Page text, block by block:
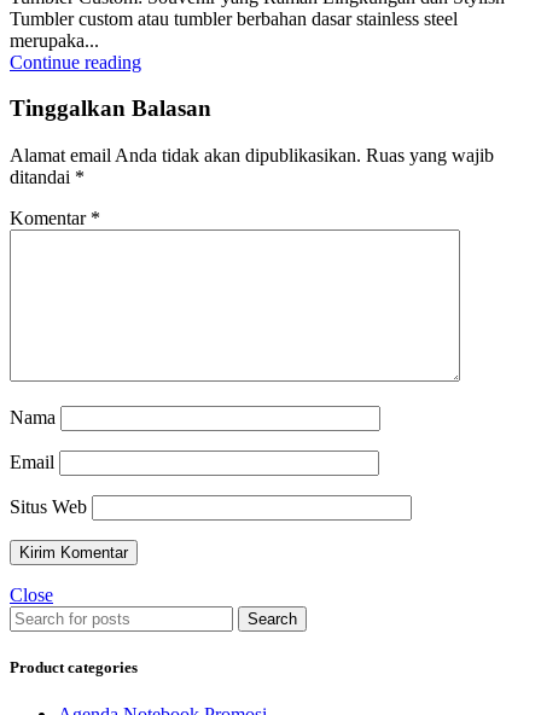
Tumbler custom atau tumbler berbahan dasar stainless steel
merupaka...
Continue reading
Tinggalkan Balasan
Alamat email Anda tidak akan dipublikasikan. Ruas yang wajib
ditandai *
Komentar *
Nama
Email
Situs Web
Close
Search
Product categories